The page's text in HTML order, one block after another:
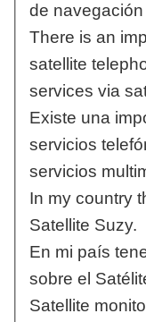
de
There is an
satellite
services via
Existe una
servicios
servicios
In my country
Satellite Suzy.
En mi país
sobre el
Satellite